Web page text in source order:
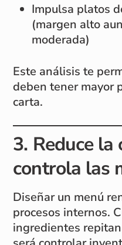
Impulsa platos
(margen alto
moderada)
Este análisis te
deben tener mayor
carta.
3. Reduce
controla las
Diseñar un menú
procesos internos.
ingredientes